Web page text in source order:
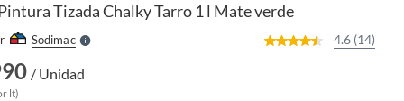
Tizada Chalky Tarro 1 l Mate verde
SodimacS
l
l
4.6 (14)
/ Unidad
lt)